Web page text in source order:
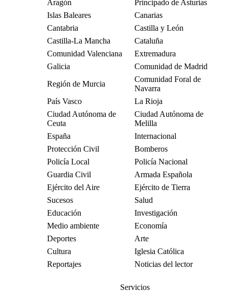
Aragón
Principado de Asturias
Islas Baleares
Canarias
Cantabria
Castilla y León
Castilla-La Mancha
Cataluña
Comunidad Valenciana
Extremadura
Galicia
Comunidad de Madrid
Región de Murcia
Comunidad Foral de
Navarra
País Vasco
La Rioja
Ciudad Autónoma de
Ceuta
Ciudad Autónoma de
Melilla
España
Internacional
Protección Civil
Bomberos
Policía Local
Policía Nacional
Guardia Civil
Armada Española
Ejército del Aire
Ejército de Tierra
Sucesos
Salud
Educación
Investigación
Medio ambiente
Economía
Deportes
Arte
Cultura
Iglesia Católica
Reportajes
Noticias del lector
Servicios